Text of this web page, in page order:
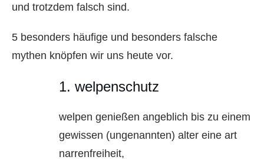
und trotzdem falsch sind.
5 besonders häufige und besonders falsche
mythen knöpfen wir uns heute vor.
1. welpenschutz
welpen genießen angeblich bis zu einem
gewissen (ungenannten) alter eine art
narrenfreiheit,